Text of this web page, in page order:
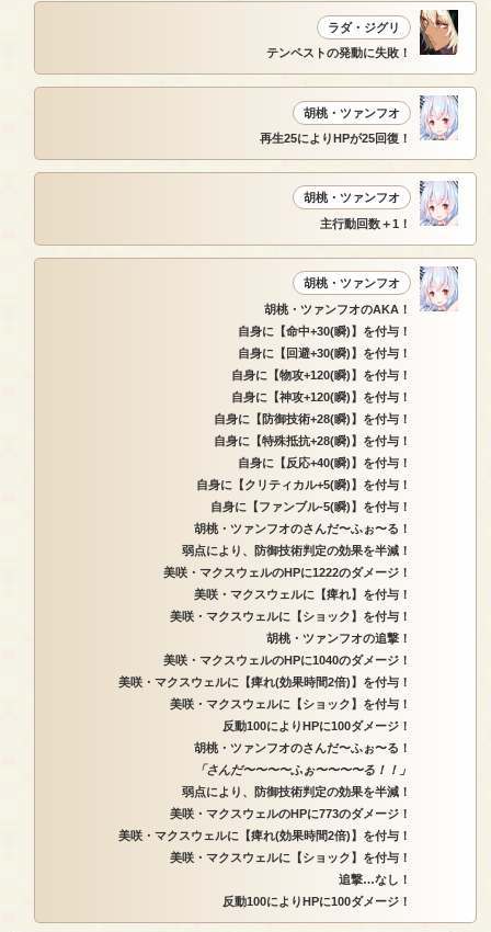
ラダ・ジグリ
テンペストの発動に失敗！
胡桃・ツァンフオ
再生25によりHPが25回復！
胡桃・ツァンフオ
主行動回数＋1！
胡桃・ツァンフオ
胡桃・ツァンフオのAKA！
自身に【命中+30(瞬)】を付与！
自身に【回避+30(瞬)】を付与！
自身に【物攻+120(瞬)】を付与！
自身に【神攻+120(瞬)】を付与！
自身に【防御技術+28(瞬)】を付与！
自身に【特殊抵抗+28(瞬)】を付与！
自身に【反応+40(瞬)】を付与！
自身に【クリティカル+5(瞬)】を付与！
自身に【ファンブル-5(瞬)】を付与！
胡桃・ツァンフオのさんだ〜ふぉ〜る！
弱点により、防御技術判定の効果を半減！
美咲・マクスウェルのHPに1222のダメージ！
美咲・マクスウェルに【痺れ】を付与！
美咲・マクスウェルに【ショック】を付与！
胡桃・ツァンフオの追撃！
美咲・マクスウェルのHPに1040のダメージ！
美咲・マクスウェルに【痺れ(効果時間2倍)】を付与！
美咲・マクスウェルに【ショック】を付与！
反動100によりHPに100ダメージ！
胡桃・ツァンフオのさんだ〜ふぉ〜る！
「さんだ〜〜〜〜ふぉ〜〜〜〜る！！」
弱点により、防御技術判定の効果を半減！
美咲・マクスウェルのHPに773のダメージ！
美咲・マクスウェルに【痺れ(効果時間2倍)】を付与！
美咲・マクスウェルに【ショック】を付与！
追撃…なし！
反動100によりHPに100ダメージ！